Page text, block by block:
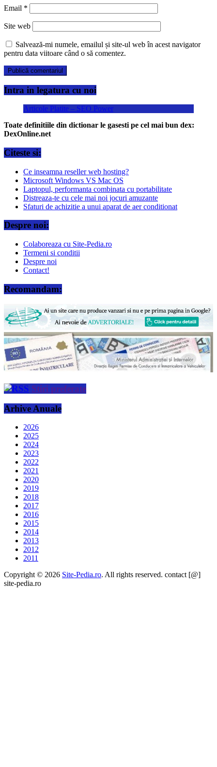
Email *
Site web
Salvează-mi numele, emailul și site-ul web în acest navigator
pentru data viitoare când o să comentez.
Intra in legatura cu noi
Articole Platite – SEO Power
Toate definitiile din dictionar le gasesti pe cel mai bun dex:
DexOnline.net
Citeste si:
Ce inseamna reseller web hosting?
Microsoft Windows VS Mac OS
Laptopul, performanta combinata cu portabilitate
Distreaza-te cu cele mai noi jocuri amuzante
Sfaturi de achizitie a unui aparat de aer conditionat
Despre noi:
Colaboreaza cu Site-Pedia.ro
Termeni si conditii
Despre noi
Contact!
Recomandam:
Stiri preferate
Arhive Anuale
2026
2025
2024
2023
2022
2021
2020
2019
2018
2017
2016
2015
2014
2013
2012
2011
Copyright © 2026 Site-Pedia.ro. All rights reserved. contact [@]
site-pedia.ro